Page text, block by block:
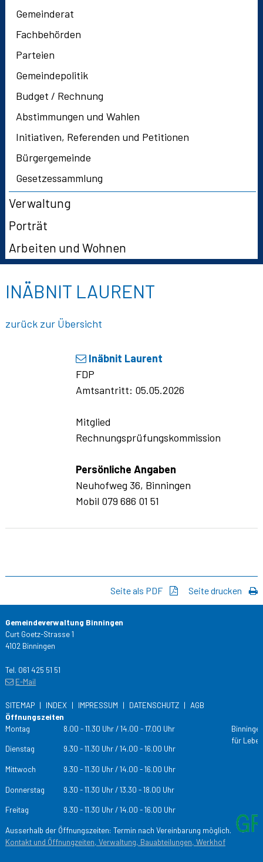
Gemeinderat
Fachbehörden
Parteien
Gemeindepolitik
Budget / Rechnung
Abstimmungen und Wahlen
Initiativen, Referenden und Petitionen
Bürgergemeinde
Gesetzessammlung
Verwaltung
Porträt
Arbeiten und Wohnen
INÄBNIT LAURENT
zurück zur Übersicht
Inäbnit Laurent
FDP
Amtsantritt: 05.05.2026
Mitglied
Rechnungsprüfungskommission
Persönliche Angaben
Neuhofweg 36, Binningen
Mobil 079 686 01 51
Seite drucken
Seite als PDF
Gemeindeverwaltung Binningen
Curt Goetz-Strasse 1
4102 Binningen
Tel. 061 425 51 51
E-Mail
SITEMAP INDEX IMPRESSUM DATENSCHUTZ
AGB
Öffnungszeiten
TagÖffnungs­zeiten
Montag 8.00 - 11.30 Uhr / 14.00 - 17.00 Uhr
für
Dienstag
9.30 - 11.30 Uhr / 14.00 - 16.00 Uhr
Mittwoch 9.30 - 11.30 Uhr / 14.00 - 16.00 Uhr
Donnerstag
9.30 - 11.30 Uhr / 13.30 - 18.00 Uhr
Freitag
9.30 - 11.30 Uhr / 14.00 - 16.00 Uhr
Ausserhalb der Öffnungszeiten: Termin nach Vereinbarung möglich.
Kontakt und Öffnungzeiten, Verwaltung, Bauabteilungen, Werkhof